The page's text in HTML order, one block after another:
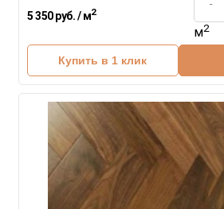
5 350 руб. / м2
м2
Купить в 1 клик